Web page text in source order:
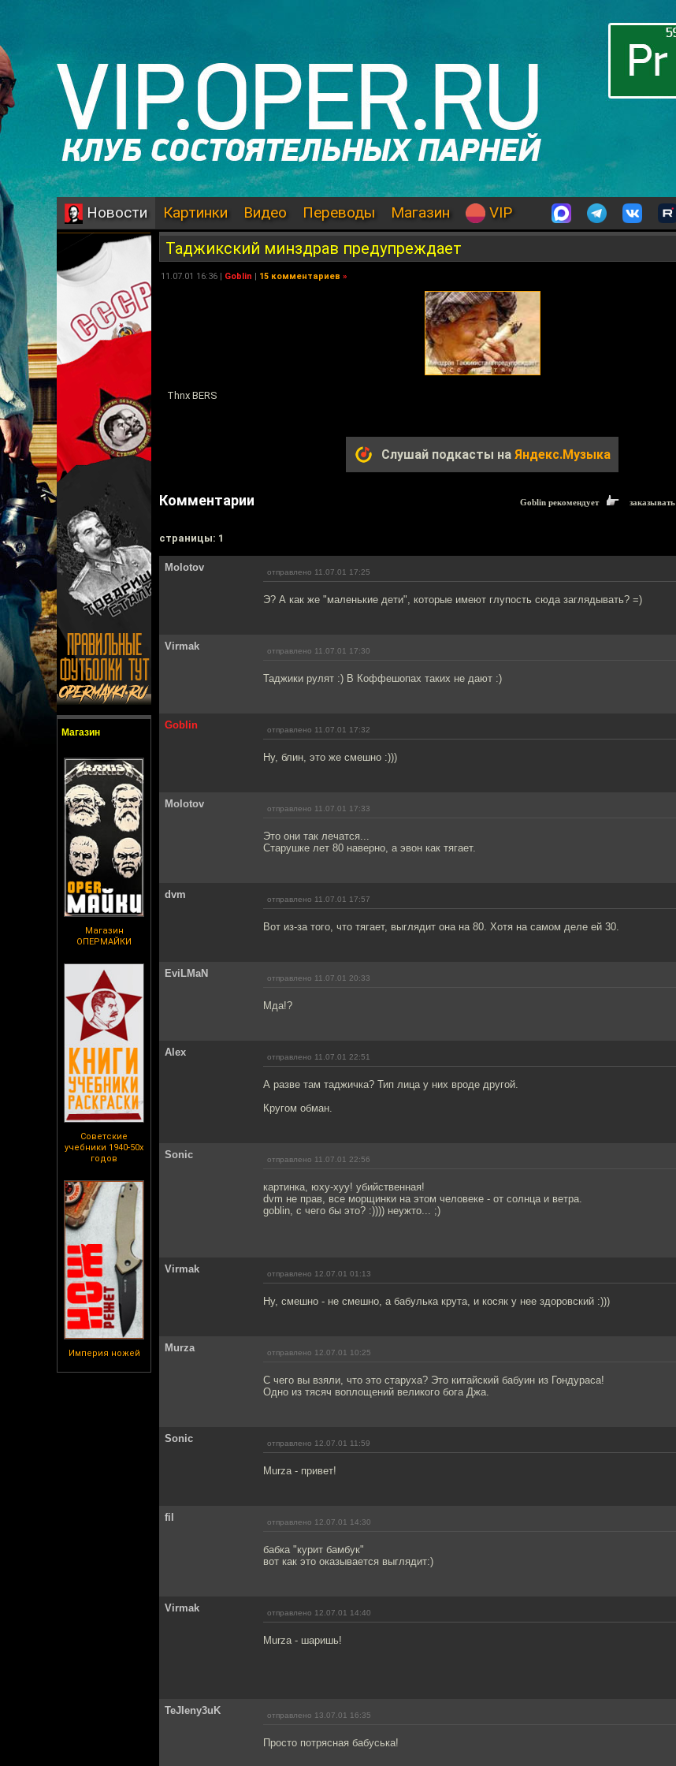
Новости Картинки Видео Переводы Магазин VIP
Магазин
Магазин
ОПЕРМАЙКИ
Советские
учебники 1940-50х
годов
Империя ножей
Таджикский минздрав предупреждает
11.07.01 16:36 | Goblin | 15 комментариев »
Thnx BERS
Слушай подкасты на Яндекс.Музыка
Комментарии Goblin рекомендует заказывать
cтраницы: 1
Molotov отправлено 11.07.01 17:25
Э? А как же "маленькие дети", которые имеют глупость сюда заглядывать? =)
Virmak отправлено 11.07.01 17:30
Таджики рулят :) В Коффешопах таких не дают :)
Goblin отправлено 11.07.01 17:32
Ну, блин, это же смешно :)))
Molotov отправлено 11.07.01 17:33
Это они так лечатся...
Старушке лет 80 наверно, а эвон как тягает.
dvm отправлено 11.07.01 17:57
Вот из-за того, что тягает, выглядит она на 80. Хотя на самом деле ей 30.
EviLMaN отправлено 11.07.01 20:33
Мда!?
Alex отправлено 11.07.01 22:51
А разве там таджичка? Тип лица у них вроде другой.
Кругом обман.
Sonic отправлено 11.07.01 22:56
картинка, юху-хуу! убийственная!
dvm не прав, все морщинки на этом человеке - от солнца и ветра.
goblin, с чего бы это? :)))) неужто... ;)
Virmak отправлено 12.07.01 01:13
Ну, смешно - не смешно, а бабулька крута, и косяк у нее здоровский :)))
Murza отправлено 12.07.01 10:25
С чего вы взяли, что это старуха? Это китайский бабуин из Гондураса!
Одно из тясяч воплощений великого бога Джа.
Sonic отправлено 12.07.01 11:59
Murza - привет!
fil отправлено 12.07.01 14:30
бабка "курит бамбук"
вот как это оказывается выглядит:)
Virmak отправлено 12.07.01 14:40
Murza - шаришь!
TeJIeny3uK отправлено 13.07.01 16:35
Просто потрясная бабуська!